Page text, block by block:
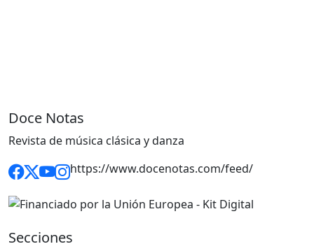
Doce Notas
Revista de música clásica y danza
https://www.docenotas.com/feed/
Secciones